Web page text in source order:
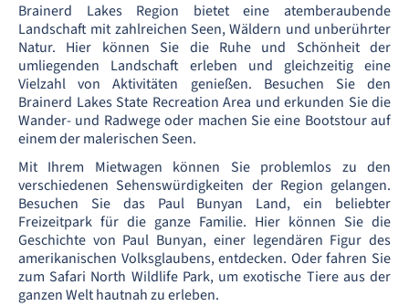
Brainerd Lakes Region bietet eine atemberaubende
Landschaft mit zahlreichen Seen, Wäldern und unberührter
Natur. Hier können Sie die Ruhe und Schönheit der
umliegenden Landschaft erleben und gleichzeitig eine
Vielzahl von Aktivitäten genießen. Besuchen Sie den
Brainerd Lakes State Recreation Area und erkunden Sie die
Wander- und Radwege oder machen Sie eine Bootstour auf
einem der malerischen Seen.
Mit Ihrem Mietwagen können Sie problemlos zu den
verschiedenen Sehenswürdigkeiten der Region gelangen.
Besuchen Sie das Paul Bunyan Land, ein beliebter
Freizeitpark für die ganze Familie. Hier können Sie die
Geschichte von Paul Bunyan, einer legendären Figur des
amerikanischen Volksglaubens, entdecken. Oder fahren Sie
zum Safari North Wildlife Park, um exotische Tiere aus der
ganzen Welt hautnah zu erleben.